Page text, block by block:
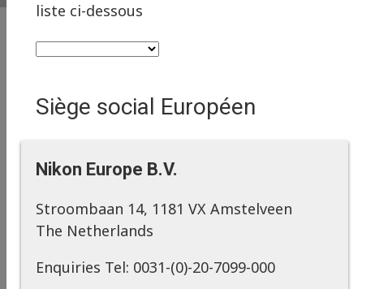
liste ci-dessous
Siège social Européen
Nikon Europe B.V.
Stroombaan 14, 1181 VX Amstelveen
The Netherlands
Enquiries Tel: 0031-(0)-20-7099-000